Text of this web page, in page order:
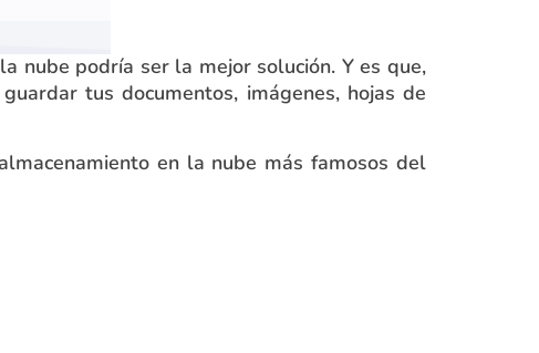
nube podría ser la mejor solución. Y es que,
tus documentos, imágenes, hojas de
en la nube más famosos del